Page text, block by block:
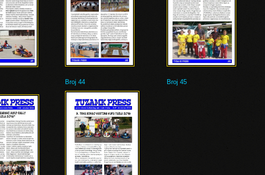
Broj 44 Broj 45